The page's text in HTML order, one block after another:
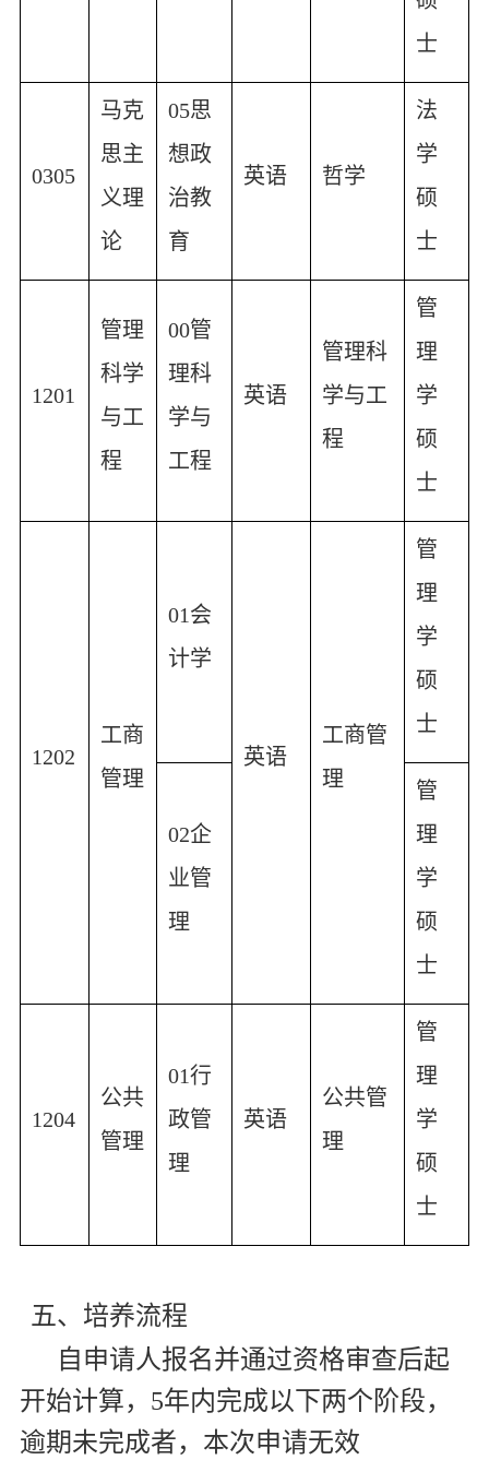
士
0305
马克
思主
义理
论
05思
想政
治教
育
英语 哲学
法
学
硕
士
1201
管理
科学
与工
程
00管
理科
学与
工程
英语
管理科
学与工
程
管
理
学
硕
士
1202
工商
管理
01会
计学
英语
工商管
理
管
理
学
硕
士
02企
业管
理
管
理
学
硕
士
1204
公共
管理
01行
政管
理
英语
公共管
理
管
理
学
硕
士
五、培养流程
自申请人报名并通过资格审查后起
开始计算， 5年内完成以下两个阶段，
逾期未完成者，本次申请无效